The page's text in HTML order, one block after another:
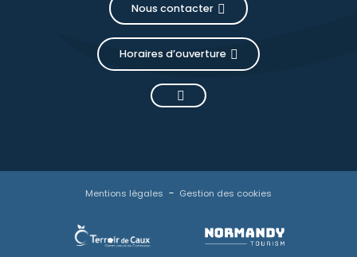
Nous contacter
Horaires d’ouverture
Mentions légales Gestion des cookies